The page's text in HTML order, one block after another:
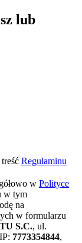
lub
Regulaminu
w Polityce
w tym
na
w formularzu
S.C., ul.
7773354844,